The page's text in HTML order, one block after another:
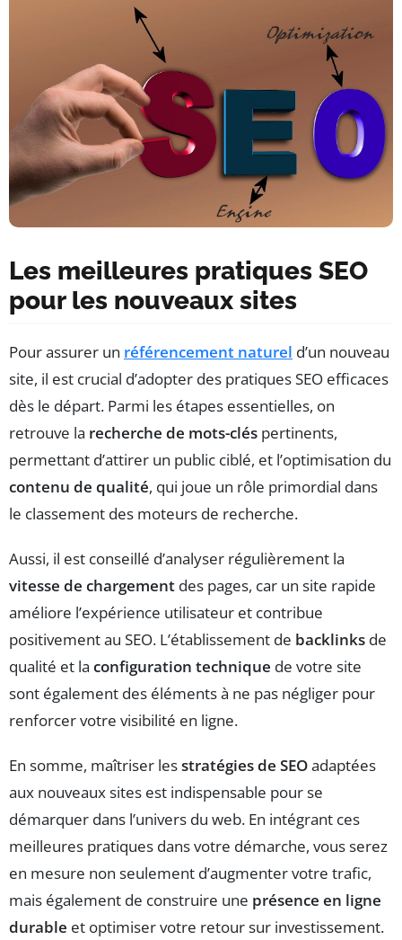
Les meilleures pratiques SEO
pour les nouveaux sites
Pour assurer un référencement naturel d’un nouveau
site, il est crucial d’adopter des pratiques SEO efficaces
dès le départ. Parmi les étapes essentielles, on
retrouve la recherche de mots-clés pertinents,
permettant d’attirer un public ciblé, et l’optimisation du
contenu de qualité, qui joue un rôle primordial dans
le classement des moteurs de recherche.
Aussi, il est conseillé d’analyser régulièrement la
vitesse de chargement des pages, car un site rapide
améliore l’expérience utilisateur et contribue
positivement au SEO. L’établissement de backlinks de
qualité et la configuration technique de votre site
sont également des éléments à ne pas négliger pour
renforcer votre visibilité en ligne.
En somme, maîtriser lesstratégies de SEOadaptées
aux nouveaux sites est indispensable pour se
démarquer dans l’univers du web. En intégrant ces
meilleures pratiques dans votre démarche, vous serez
en mesure non seulement d’augmenter votre trafic,
mais également de construire une présence en ligne
durable et optimiser votre retour sur investissement.